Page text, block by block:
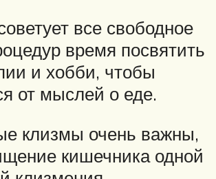
все свободное
время посвятить
и хобби, чтобы
от мыслей о еде.
клизмы очень важны,
кишечника одной